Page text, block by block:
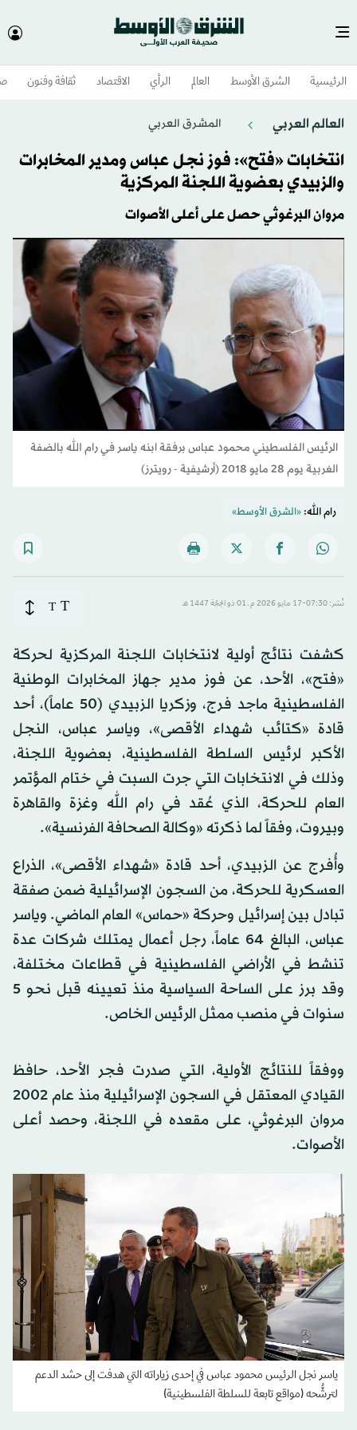
الرئيسية الشرق الأوسط​ العالم الرأي الاقتصاد ثقافة وفنون
العالم العربي المشرق العربي
انتخابات «فتح»: فوز نجل عباس ومدير المخابرات
والزبيدي بعضوية اللجنة المركزية
مروان البرغوثي حصل على أعلى الأصوات
الرئيس الفلسطيني محمود عباس برفقة ابنه ياسر في رام الله بالضفة
الغربية يوم 28 مايو 2018 (أرشيفية - رويترز)
رام الله:«الشرق الأوسط»
نُشر: 07:30-17 مايو 2026 م ـ 01 ذو الحِجّة 1447 هـ T
T
كشفت نتائج أولية لانتخابات اللجنة المركزية لحركة
«فتح»، الأحد، عن فوز مدير جهاز المخابرات الوطنية
الفلسطينية ماجد فرج، وزكريا الزبيدي (50 عاماً)، أحد
قادة «كتائب شهداء الأقصى»، وياسر عباس، النجل
الأكبر لرئيس السلطة الفلسطينية، بعضوية اللجنة،
وذلك في الانتخابات التي جرت السبت في ختام المؤتمر
العام للحركة، الذي عُقد في رام الله وغزة والقاهرة
وبيروت، وفقاً لما ذكرته «وكالة الصحافة الفرنسية».
وأُفرج عن الزبيدي، أحد قادة «شهداء الأقصى»، الذراع
العسكرية للحركة، من السجون الإسرائيلية ضمن صفقة
تبادل بين إسرائيل وحركة «حماس» العام الماضي. وياسر
عباس، البالغ 64 عاماً، رجل أعمال يمتلك شركات عدة
تنشط في الأراضي الفلسطينية في قطاعات مختلفة،
وقد برز على الساحة السياسية منذ تعيينه قبل نحو 5
سنوات في منصب ممثل الرئيس الخاص.
ووفقاً للنتائج الأولية، التي صدرت فجر الأحد، حافظ
القيادي المعتقل في السجون الإسرائيلية منذ عام 2002
مروان البرغوثي، على مقعده في اللجنة، وحصد أعلى
الأصوات.
ياسر نجل الرئيس محمود عباس في إحدى زياراته التي هدفت إلى حشد الدعم
لترشُّحه (مواقع تابعة للسلطة الفلسطينية)